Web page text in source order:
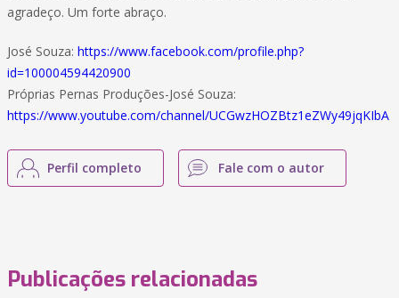
agradeço. Um forte abraço.
José Souza: https://www.facebook.com/profile.php?
id=100004594420900
Próprias Pernas Produções-José Souza:
https://www.youtube.com/channel/UCGwzHOZBtz1eZWy49jqKIbA
Perfil completo Fale com o autor
Publicações relacionadas